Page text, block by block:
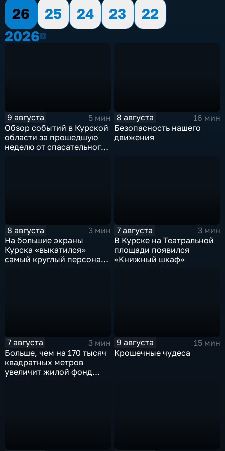
26 25 24 23
22
20262026
9 августа
5 мин
Обзор событий в Курской
области за прошедшую
неделю от спасательного
8 августа
16 мин
Безопасность нашего
движения
8 августа
3 мин
На большие экраны
Курска «выкатился»
самый круглый персонаж
7 августа
3 мин
В Курске на Театральной
площади появился
«Книжный шкаф»
7 августа
3 мин
Больше, чем на 170 тысяч
квадратных метров
увеличит жилой фонд
9 августа
15 мин
Крошечные чудеса